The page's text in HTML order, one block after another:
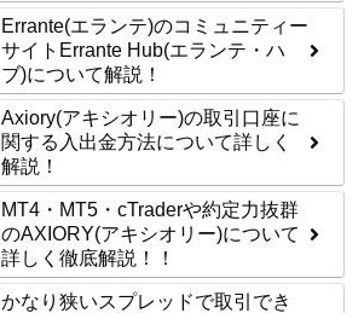
Errante(エランテ)のコミュニティー
サイトErrante Hub(エランテ・ハ
ブ)について解説！
Axiory(アキシオリー)の取引口座に
関する入出金方法について詳しく
解説！
MT4・MT5・cTraderや約定力抜群
のAXIORY(アキシオリー)について
詳しく徹底解説！！
かなり狭いスプレッドで取引でき